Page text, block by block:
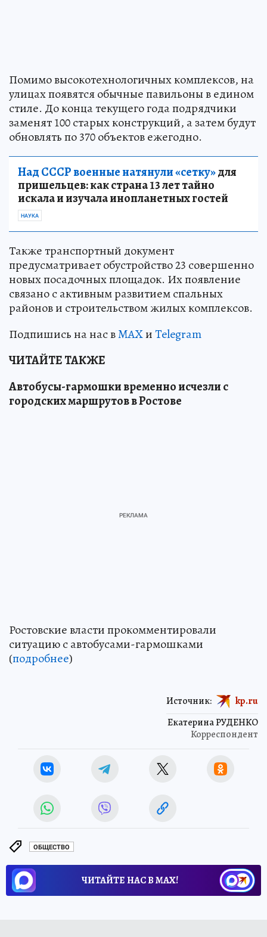
Помимо высокотехнологичных комплексов, на
улицах появятся обычные павильоны в едином
стиле. До конца текущего года подрядчики
заменят 100 старых конструкций, а затем будут
обновлять по 370 объектов ежегодно.
Над СССР военные натянули «сетку»для
пришельцев: как страна 13 лет тайно
искала и изучала инопланетных гостей
НАУКА
Также транспортный документ
предусматривает обустройство 23 совершенно
новых посадочных площадок. Их появление
связано с активным развитием спальных
районов и строительством жилых комплексов.
Подпишись на нас вMAXиTelegram
ЧИТАЙТЕ ТАКЖЕ
Автобусы-гармошки временно исчезли с
городских маршрутов в Ростове
Ростовские власти прокомментировали
ситуацию с автобусами-гармошками
(подробнее)
Екатерина РУДЕНКО
Корреспондент
Источник: kp.ru
ОБЩЕСТВО
ЧИТАЙТЕ НАС В МАХ!